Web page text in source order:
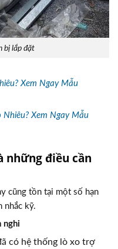
bị lắp đặt
Xem Ngay Mẫu
Nhiêu? Xem Ngay Mẫu
những điều cần
cũng tồn tại một số hạn
nhắc kỹ.
nghi
có hệ thống lò xo trợ